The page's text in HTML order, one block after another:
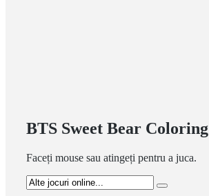
BTS Sweet Bear Coloring
Faceți mouse sau atingeți pentru a juca.